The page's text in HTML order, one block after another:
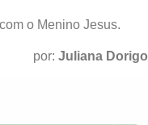
o Menino Jesus.
por: Juliana Dorigo